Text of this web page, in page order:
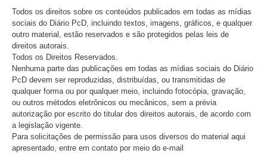
07/08/2026
Deixe um comentário
O seu endereço de e-mail não será publicado. Campos
obrigatórios são marcados com*
Comentário*
Todos os direitos sobre os conteúdos publicados em todas as mídias
sociais do Diário PcD, incluindo textos, imagens, gráficos, e qualquer
outro material, estão reservados e são protegidos pelas leis de
direitos autorais.
Todos os Direitos Reservados.
Nenhuma parte das publicações em todas as mídias sociais do Diário
PcD devem ser reproduzidas, distribuídas, ou transmitidas de
qualquer forma ou por qualquer meio, incluindo fotocópia, gravação,
ou outros métodos eletrônicos ou mecânicos, sem a prévia
autorização por escrito do titular dos direitos autorais, de acordo com
a legislação vigente.
Para solicitações de permissão para usos diversos do material aqui
apresentado, entre em contato por meio do e-mail